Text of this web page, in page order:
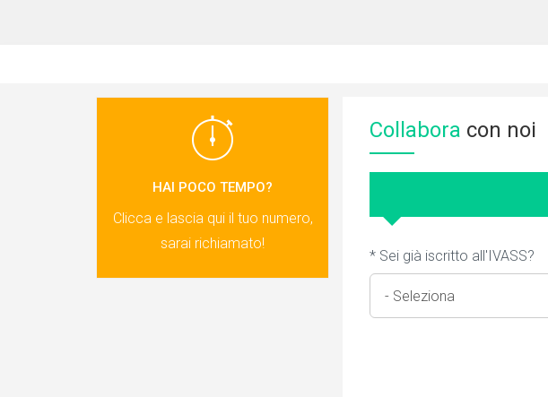
Collabora con noi
* Sei già iscritto all'IVASS?
HAI POCO TEMPO?
Clicca e lascia qui il tuo numero,
sarai richiamato!